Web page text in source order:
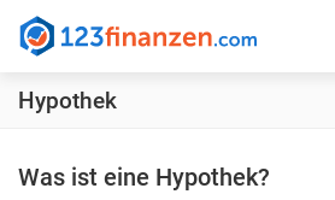
123finanzen.com
Ihr
und
Hypothek
Was ist eine Hypothek?